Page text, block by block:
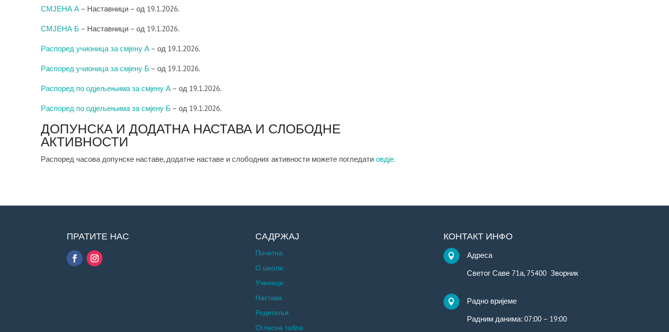
СМЈЕНА А – Наставници – од 19.1.2026.
СМЈЕНА Б – Наставници – од 19.1.2026.
Распоред учионица за смјену А – од 19.1.2026.
Распоред учионица за смјену Б – од 19.1.2026.
Распоред по одјељењима за смјену А – од 19.1.2026.
Распоред по одјељењима за смјену Б – од 19.1.2026.
ДОПУНСКА И ДОДАТНА НАСТАВА И СЛОБОДНЕ
АКТИВНОСТИ
Распоред часова допунске наставе, додатне наставе и слободних активности можете погледати овдје.
ПРАТИТЕ НАС САДРЖАЈ
Почетна
О школи
Ученици
Настава
Родитељи
Огласна табла
КОНТАКТ ИНФО
 Адреса
Светог Саве 71а, 75400 Зворник
 Радно вријеме
Радним данима: 07:00 – 19:00